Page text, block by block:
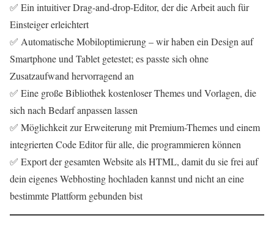
✅ Ein intuitiver Drag-and-drop-Editor, der die Arbeit auch für
Einsteiger erleichtert
✅ Automatische Mobiloptimierung – wir haben ein Design auf
Smartphone und Tablet getestet; es passte sich ohne
Zusatzaufwand hervorragend an
✅ Eine große Bibliothek kostenloser Themes und Vorlagen, die
sich nach Bedarf anpassen lassen
✅ Möglichkeit zur Erweiterung mit Premium-Themes und einem
integrierten Code Editor für alle, die programmieren können
✅ Export der gesamten Website als HTML, damit du sie frei auf
dein eigenes Webhosting hochladen kannst und nicht an eine
bestimmte Plattform gebunden bist